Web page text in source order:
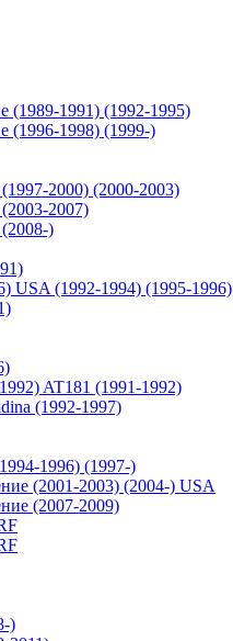
(1989-1991) (1992-1995)
(1996-1998) (1999-)
2000) (2000-2003)
2007)
)
USA (1992-1994) (1995-1996)
AT181 (1991-1992)
(1992-1997)
1996) (1997-)
(2001-2003) (2004-) USA
(2007-2009)
)